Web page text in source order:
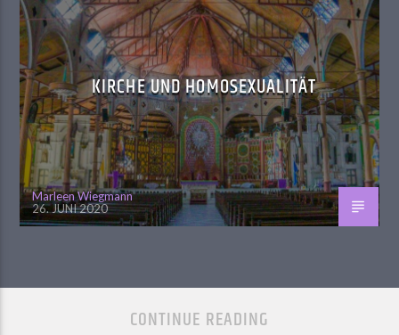
KIRCHE UND HOMOSEXUALITÄT
Marleen Wiegmann
26. JUNI 2020
CONTINUE READING